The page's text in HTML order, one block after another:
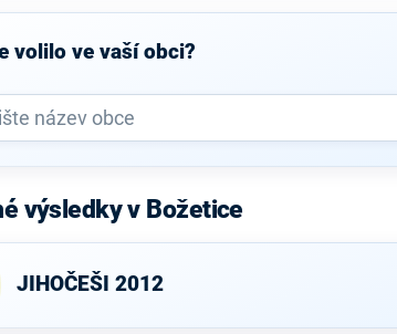
volilo ve vaší obci?
výsledky v Božetice
JIHOČEŠI 2012